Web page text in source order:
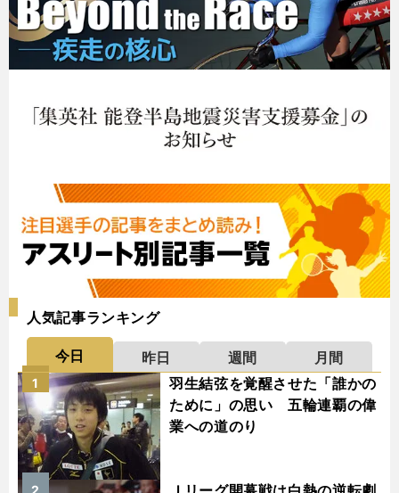
人気記事ランキング
今日 昨日 週間
月間
羽生結弦を覚醒させた「誰かの
ために」の思い 五輪連覇の偉
業への道のり
1